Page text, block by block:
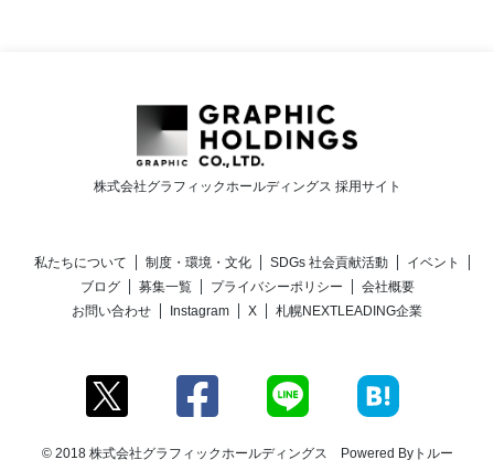
株式会社グラフィックホールディングス 採用サイト
私たちについて 制度・環境・文化 SDGs 社会貢献活動
イベント
ブログ
募集一覧 プライバシーポリシー
会社概要
お問い合わせ
Instagram X 札幌NEXTLEADING企業
© 2018 株式会社グラフィックホールディングス Powered Byトルー